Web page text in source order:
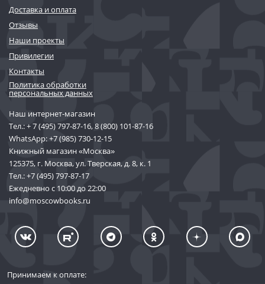
Доставка и оплата
Отзывы
Наши проекты
Привилегии
Контакты
Политика обработки
персональных данных
Наш интернет-магазин
Тел.:+ 7 (495) 797-87-16,8 (800) 101-87-16
WhatsApp:+7 (985) 730-12-15
Книжный магазин «Москва»
125375, г. Москва, ул. Тверская, д. 8, к. 1
Тел.:+7 (495) 797-87-17
Ежедневно с 10:00 до 22:00
info@moscowbooks.ru
Принимаем к оплате: